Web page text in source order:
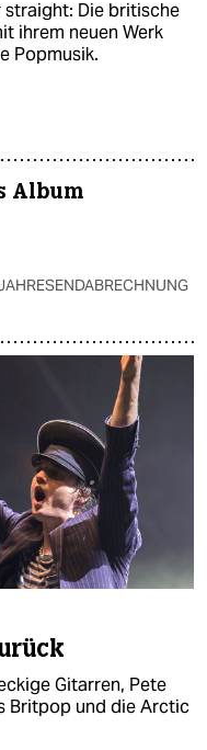
straight: Die britische
ihrem neuen Werk
Popmusik.
Album
Gitarren, Pete
Britpop und die Arctic